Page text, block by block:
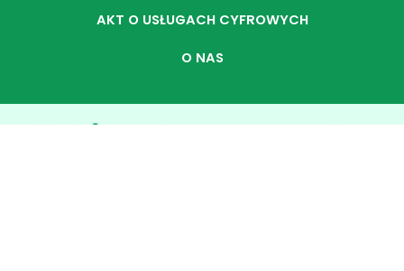
AKT O USŁUGACH CYFROWYCH
O NAS